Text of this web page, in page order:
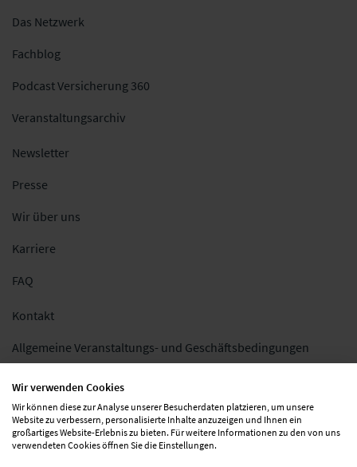
Das Netzwerk
Fachblog
Podcast Versicherung 360
Veranstaltungsarchiv
Newsletter
Presse
Wir über uns
Karriere
FAQ
Kontakt
Allgemeine Veranstaltungs- und Geschäftsbedingungen
Impressum
Datenschutz
Folgen Sie uns
Wir verwenden Cookies
Wir können diese zur Analyse unserer Besucherdaten platzieren, um unsere
Website zu verbessern, personalisierte Inhalte anzuzeigen und Ihnen ein
großartiges Website-Erlebnis zu bieten. Für weitere Informationen zu den von uns
verwendeten Cookies öffnen Sie die Einstellungen.